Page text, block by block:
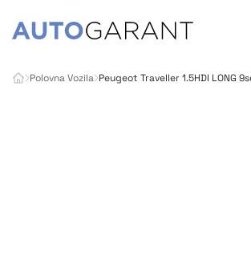
Polovna Vozila Peugeot Traveller 1.5HDI LONG